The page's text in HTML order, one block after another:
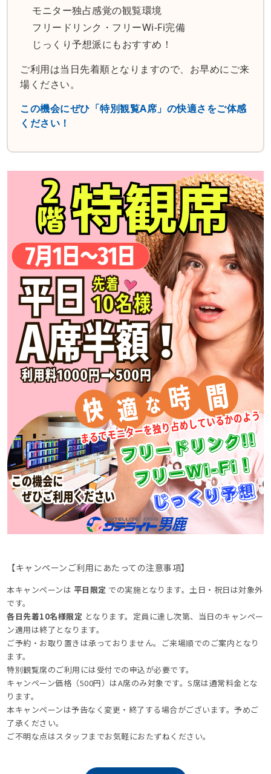
モニター独占感覚の観覧環境
フリードリンク・フリーWi-Fi完備
じっくり予想派にもおすすめ！
ご利用は当日先着順となりますので、お早めにご来
場ください。
この機会にぜひ「特別観覧A席」の快適さをご体感
ください！
【キャンペーンご利用にあたっての注意事項】
本キャンペーンは 平日限定 での実施となります。土日・祝日は対象外
です。
各日先着10名様限定 となります。定員に達し次第、当日のキャンペー
ン適用は終了となります。
ご予約・お取り置きは承っておりません。ご来場順でのご案内となり
ます。
特別観覧席のご利用には受付での申込が必要です。
キャンペーン価格（500円）はA席のみ対象です。S席は通常料金とな
ります。
本キャンペーンは予告なく変更・終了する場合がございます。予めご
了承ください。
ご不明な点はスタッフまでお気軽におたずねください。